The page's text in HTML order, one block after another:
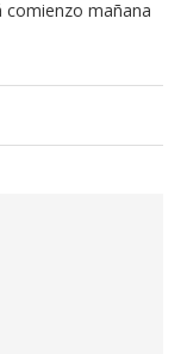
comienzo mañana